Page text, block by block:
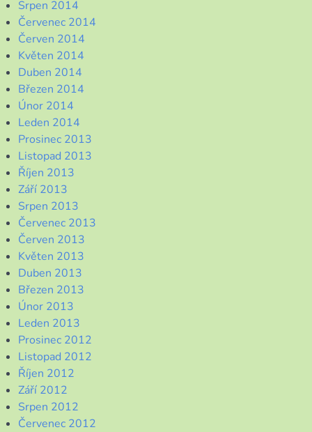
Srpen 2014
Červenec 2014
Červen 2014
Květen 2014
Duben 2014
Březen 2014
Únor 2014
Leden 2014
Prosinec 2013
Listopad 2013
Říjen 2013
Září 2013
Srpen 2013
Červenec 2013
Červen 2013
Květen 2013
Duben 2013
Březen 2013
Únor 2013
Leden 2013
Prosinec 2012
Listopad 2012
Říjen 2012
Září 2012
Srpen 2012
Červenec 2012